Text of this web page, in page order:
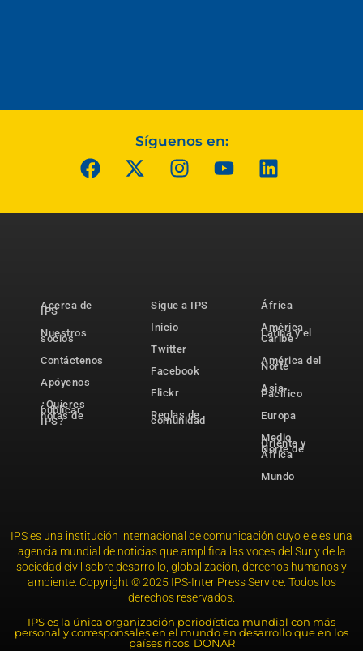
Síguenos en:
Acerca de
IPS
Nuestros
socios
Contáctenos
Apóyenos
¿Quieres
publicar
notas de
IPS?
Sigue a IPS
Inicio
Twitter
Facebook
Flickr
Reglas de
comunidad
África
América
Latina y el
Caribe
América del
Norte
Asia-
Pacífico
Europa
Medio
Oriente y
Norte de
África
Mundo
IPS es una institución internacional de comunicación cuyo eje es una
agencia mundial de noticias que amplifica las voces del Sur y de la
sociedad civil sobre desarrollo, globalización, derechos humanos y
ambiente. Copyright © 2025 IPS-Inter Press Service. Todos los
derechos reservados.
IPS es la única organización periodística mundial con más
personal y corresponsales en el mundo en desarrollo que en los
países ricos. DONAR